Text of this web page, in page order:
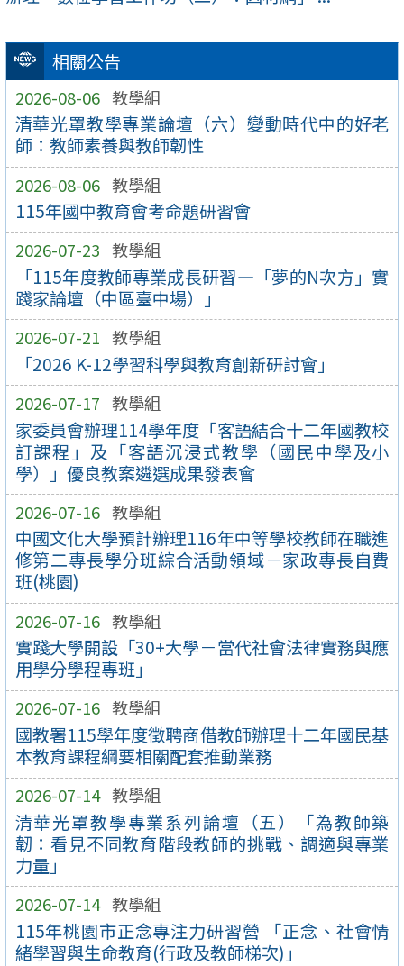
相關公告
2026-08-06 教學組
清華光罩教學專業論壇（六）變動時代中的好老
師：教師素養與教師韌性
2026-08-06 教學組
115年國中教育會考命題研習會
2026-07-23 教學組
「115年度教師專業成長研習—「夢的N次方」實
踐家論壇（中區臺中場）」
2026-07-21 教學組
「2026 K-12學習科學與教育創新研討會」
2026-07-17 教學組
家委員會辦理114學年度「客語結合十二年國教校
訂課程」及「客語沉浸式教學（國民中學及小
學）」優良教案遴選成果發表會
2026-07-16 教學組
中國文化大學預計辦理116年中等學校教師在職進
修第二專長學分班綜合活動領域－家政專長自費
班(桃園)
2026-07-16 教學組
實踐大學開設「30+大學－當代社會法律實務與應
用學分學程專班」
2026-07-16 教學組
國教署115學年度徵聘商借教師辦理十二年國民基
本教育課程綱要相關配套推動業務
2026-07-14 教學組
清華光罩教學專業系列論壇（五）「為教師築
韌：看見不同教育階段教師的挑戰、調適與專業
力量」
2026-07-14 教學組
115年桃園市正念專注力研習營 「正念、社會情
緒學習與生命教育(行政及教師梯次)」